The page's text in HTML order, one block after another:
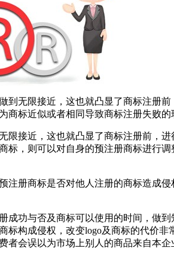
到无限接近，这也就凸显了商标注册
商标近似或者相同导致商标注册失败
接近，这也就凸显了商标注册前，
，则可以对自身的预注册商标进行
册商标是否对他人注册的商标造成
功与否及商标可以使用的时间，做
构成侵权，改变logo及商标的代价
会误以为市场上别人的商品来自本